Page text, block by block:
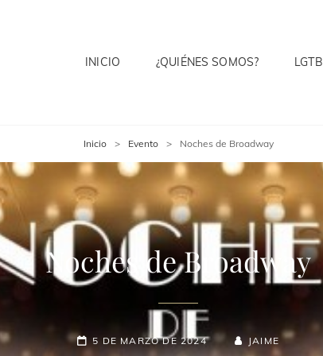
INICIO ¿QUIÉNES SOMOS? LGTB
Inicio > Evento > Noches de Broadway
Noches de Broadway
5 DE MARZO DE 2024 JAIME